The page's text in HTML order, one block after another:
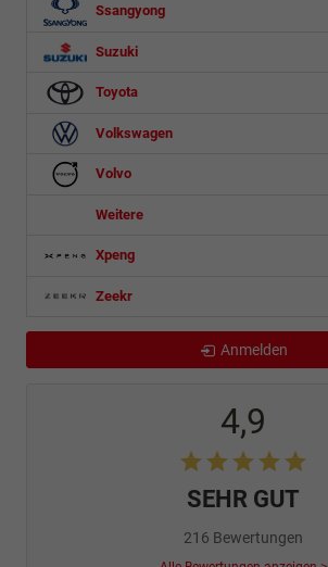
Ssangyong
Suzuki
Toyota
Volkswagen
Volvo
Weitere
Xpeng
Zeekr
Anmelden
4,9
SEHR GUT
216 Bewertungen